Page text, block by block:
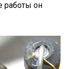
работы он